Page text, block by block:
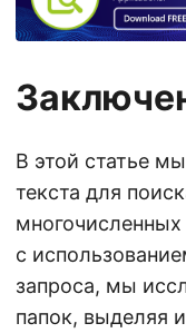
В этой статье
текста для
с
запроса, мы
папок, выделяя